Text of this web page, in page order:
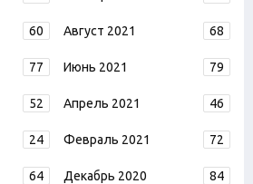
60 Август 2021 68
77 Июнь 2021 79
52 Апрель 2021 46
24 Февраль 2021 72
64 Декабрь 2020 84